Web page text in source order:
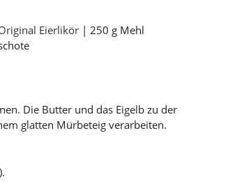
Eierlikör | 250 g Mehl
Die Butter und das Eigelb zu der
glatten Mürbeteig verarbeiten.